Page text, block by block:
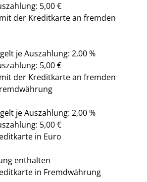
5,00 €
der Kreditkarte an fremden
je Auszahlung: 2,00 %
5,00 €
der Kreditkarte an fremden
je Auszahlung: 2,00 %
5,00 €
in Euro
enthalten
in Fremdwährung